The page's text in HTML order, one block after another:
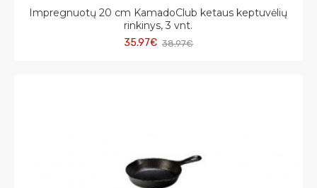
Impregnuotų 20 cm KamadoClub ketaus keptuvėlių
rinkinys, 3 vnt.
35.97€ 38.97€